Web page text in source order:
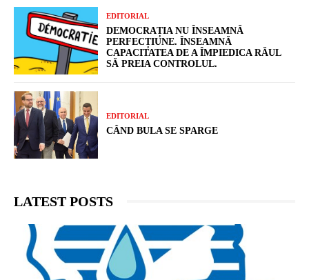
EDITORIAL
DEMOCRAȚIA NU ÎNSEAMNĂ
PERFECȚIUNE. ÎNSEAMNĂ
CAPACITATEA DE A ÎMPIEDICA RĂUL
SĂ PREIA CONTROLUL.
EDITORIAL
CÂND BULA SE SPARGE
LATEST POSTS